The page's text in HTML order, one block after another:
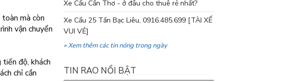
mà còn
vận chuyển
độ, khách
chỉ cần
Xe Cẩu Cần Thơ - ở đâu cho thuê rẻ nhất?
Xe Cẩu 25 Tấn Bạc Liêu, 0916.485.699 [TÀI XẾ
VUI VẺ]
» Xem thêm các tin nóng trong ngày
TIN RAO NỔI BẬT